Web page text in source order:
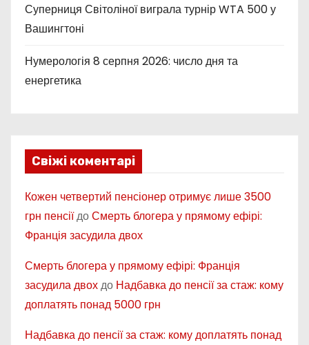
Суперниця Світоліної виграла турнір WTA 500 у
Вашингтоні
Нумерологія 8 серпня 2026: число дня та
енергетика
Свіжі коментарі
Кожен четвертий пенсіонер отримує лише 3500
грн пенсіїдоСмерть блогера у прямому ефірі:
Франція засудила двох
Смерть блогера у прямому ефірі: Франція
засудила двохдо Надбавка до пенсії за стаж: кому
доплатять понад 5000 грн
Надбавка до пенсії за стаж: кому доплатять понад